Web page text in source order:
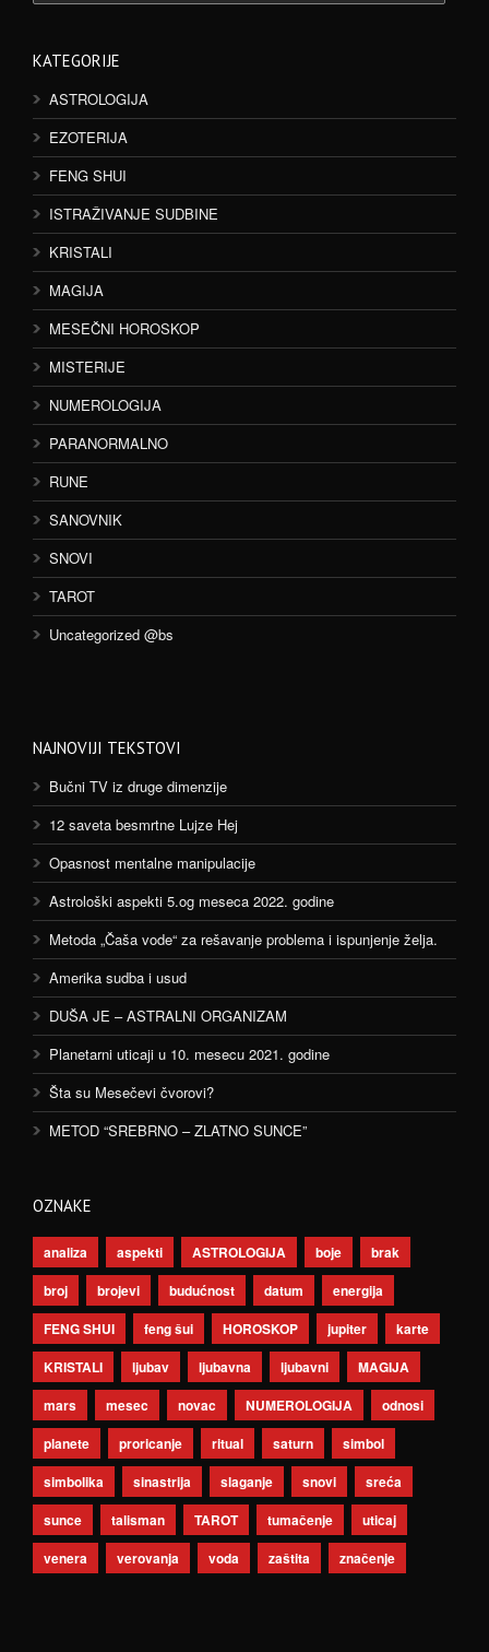
KATEGORIJE
ASTROLOGIJA
EZOTERIJA
FENG SHUI
ISTRAŽIVANJE SUDBINE
KRISTALI
MAGIJA
MESEČNI HOROSKOP
MISTERIJE
NUMEROLOGIJA
PARANORMALNO
RUNE
SANOVNIK
SNOVI
TAROT
Uncategorized @bs
NAJNOVIJI TEKSTOVI
Bučni TV iz druge dimenzije
12 saveta besmrtne Lujze Hej
Opasnost mentalne manipulacije
Astrološki aspekti 5.og meseca 2022. godine
Metoda „Čaša vode“ za rešavanje problema i ispunjenje želja.
Amerika sudba i usud
DUŠA JE – ASTRALNI ORGANIZAM
Planetarni uticaji u 10. mesecu 2021. godine
Šta su Mesečevi čvorovi?
METOD “SREBRNO – ZLATNO SUNCE”
OZNAKE
analiza aspekti ASTROLOGIJA boje
brak
broj
brojevi budućnost datum
energija
FENG SHUI
feng šui HOROSKOP jupiter
karte
KRISTALI
ljubav ljubavna ljubavni
MAGIJA
mars
mesec novac NUMEROLOGIJA
odnosi
planete
proricanje ritual saturn
simbol
simbolika
sinastrija slaganje snovi
sreća
sunce
talisman TAROT tumačenje
uticaj
venera
verovanja voda zaštita značenje